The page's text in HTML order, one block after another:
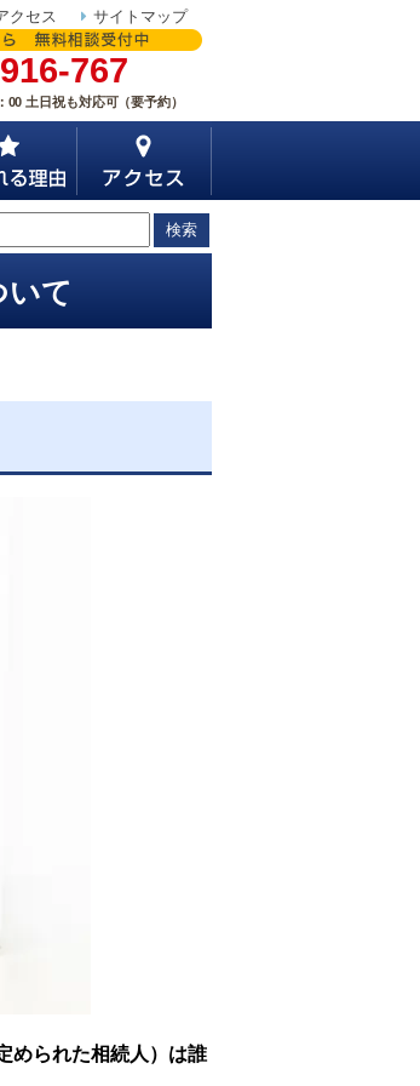
クセス サイトマップ
767
土日祝も対応可（要予約）
いて
められた相続人）は誰